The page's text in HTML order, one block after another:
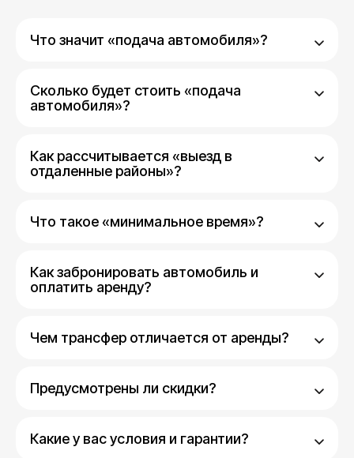
Что значит «подача автомобиля»?
Сколько будет стоить «подача
автомобиля»?
Как рассчитывается «выезд в
отдаленные районы»?
Что такое «минимальное время»?
Как забронировать автомобиль и
оплатить аренду?
Чем трансфер отличается от аренды?
Предусмотрены ли скидки?
Какие у вас условия и гарантии?